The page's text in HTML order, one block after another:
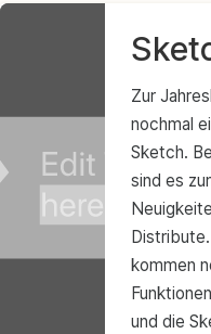
Zur
nochmal
Sketch.
sind es
kommen
und die